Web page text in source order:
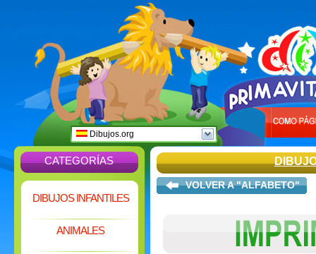
Dibujos.org
CATEGORÍAS
DIBUJOS INFANTILES
ANIMALES
VOLVER A "ALFABETO"